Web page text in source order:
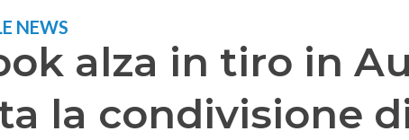
NEWS
alza in tiro in
la condivisione